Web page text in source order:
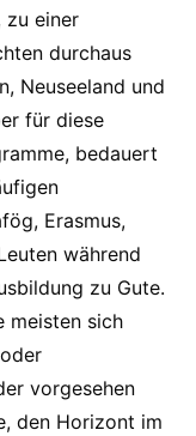
zu einer
durchaus
Neuseeland und
für diese
bedauert
Erasmus,
während
zu Gute.
meisten sich
vorgesehen
den Horizont im